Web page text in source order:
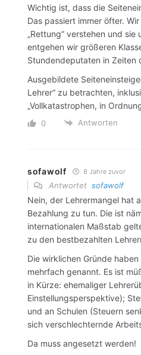
Wichtig ist, dass die
Das passiert immer öfter.
„Rettung“ verstehen und
entgehen wir größeren
Stundendeputaten in Zeiten
Ausgebildete
Lehrer“ zu betrachten,
„Vollkatastrophen, in
0 Antworten
sofawolf 8 Jahre zuvor
Antwortet sofawolf
Nein, der Lehrermangel hat
Bezahlung zu tun. Die ist
internationalen Maßstab
zu den bestbezahlten
Die wirklichen Gründe
mehrfach genannt. Es ist
in Kürze: ehemaliger
Einstellungsperspektive);
und an Schulen (Steuern
sich verschlechternde
Da muss angesetzt werden!